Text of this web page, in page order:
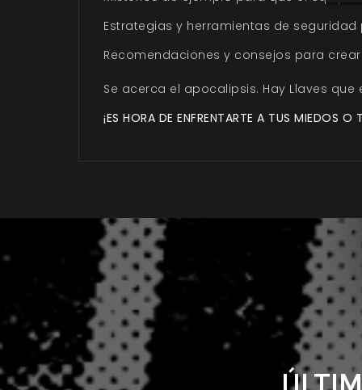
Estrategias y herramientas de seguridad
Recomendaciones y consejos para
Se acerca el apocalipsis. Hay Llaves que
¡ES HORA DE ENFRENTARTE A TUS MIEDOS